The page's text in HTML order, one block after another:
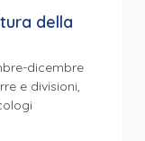
della
dicembre
e divisioni,